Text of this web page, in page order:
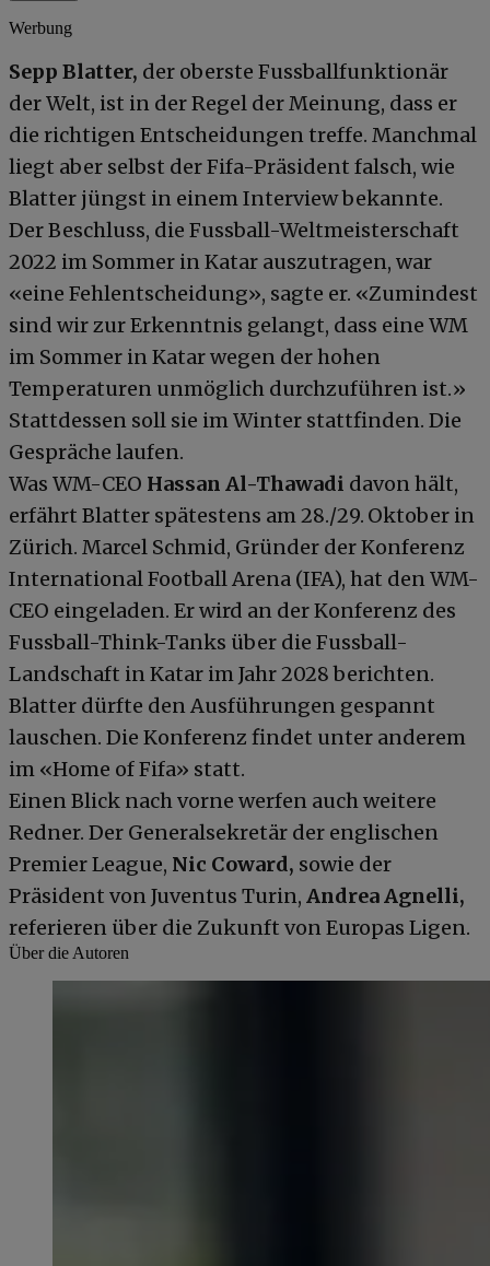
Werbung
Sepp Blatter, der oberste Fussballfunktionär
der Welt, ist in der Regel der Meinung, dass er
die richtigen Entscheidungen treffe. Manchmal
liegt aber selbst der Fifa-Präsident falsch, wie
Blatter jüngst in einem Interview bekannte.
Der Beschluss, die Fussball-Weltmeisterschaft
2022 im Sommer in Katar auszutragen, war
«eine Fehlentscheidung», sagte er. «Zumindest
sind wir zur Erkenntnis gelangt, dass eine WM
im Sommer in Katar wegen der hohen
Temperaturen unmöglich durchzuführen ist.»
Stattdessen soll sie im Winter stattfinden. Die
Gespräche laufen.
Was WM-CEO Hassan Al-Thawadi davon hält,
erfährt Blatter spätestens am 28./29. Oktober in
Zürich. Marcel Schmid, Gründer der Konferenz
International Football Arena (IFA), hat den WM-
CEO eingeladen. Er wird an der Konferenz des
Fussball-Think-Tanks über die Fussball-
Landschaft in Katar im Jahr 2028 berichten.
Blatter dürfte den Ausführungen gespannt
lauschen. Die Konferenz findet unter anderem
im «Home of Fifa» statt.
Einen Blick nach vorne werfen auch weitere
Redner. Der Generalsekretär der englischen
Premier League, Nic Coward, sowie der
Präsident von Juventus Turin, Andrea Agnelli,
referieren über die Zukunft von Europas Ligen.
Über die Autoren